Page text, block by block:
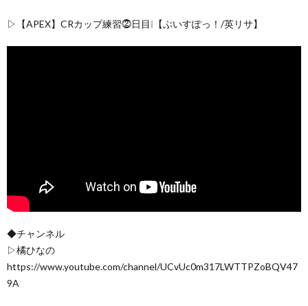
▷【APEX】CRカップ練習⓶日目❕【ぶいすぽっ！/英リサ】
◆チャンネル
▷橘ひなの
https://www.youtube.com/channel/UCvUc0m317LWTTPZoBQV47
9A